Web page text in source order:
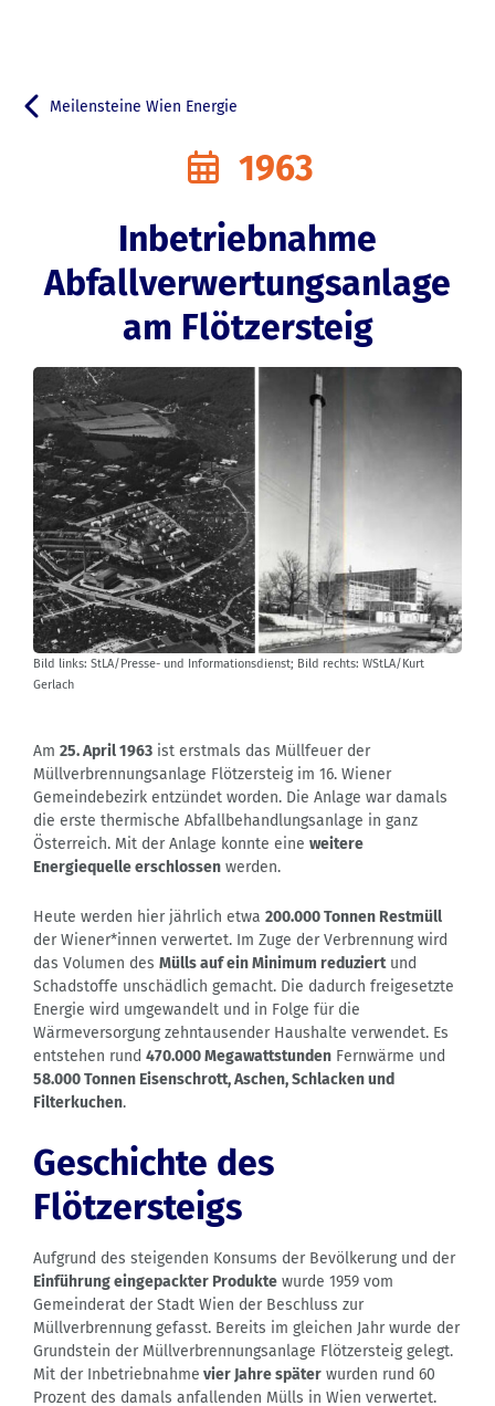
Zurück zu
Meilensteine Wien Energie
1963
Inbetriebnahme
Abfallverwertungsanlage
am Flötzersteig
Bild links: StLA/Presse- und Informationsdienst; Bild rechts: WStLA/Kurt
Gerlach
Am 25. April 1963 ist erstmals das Müllfeuer der
Müllverbrennungsanlage Flötzersteig im 16. Wiener
Gemeindebezirk entzündet worden. Die Anlage war damals
die erste thermische Abfallbehandlungsanlage in ganz
Österreich. Mit der Anlage konnte eine weitere
Energiequelle erschlossen werden.
Heute werden hier jährlich etwa 200.000 Tonnen Restmüll
der Wiener*innen verwertet. Im Zuge der Verbrennung wird
das Volumen des Mülls auf ein Minimum reduziertund
Schadstoffe unschädlich gemacht. Die dadurch freigesetzte
Energie wird umgewandelt und in Folge für die
Wärmeversorgung zehntausender Haushalte verwendet. Es
entstehen rund 470.000 Megawattstunden Fernwärme und
58.000 Tonnen Eisenschrott, Aschen, Schlacken und
Filterkuchen.
Geschichte des
Flötzersteigs
Aufgrund des steigenden Konsums der Bevölkerung und der
Einführung eingepackter Produkte wurde 1959 vom
Gemeinderat der Stadt Wien der Beschluss zur
Müllverbrennung gefasst. Bereits im gleichen Jahr wurde der
Grundstein der Müllverbrennungsanlage Flötzersteig gelegt.
Mit der Inbetriebnahme vier Jahre später wurden rund 60
Prozent des damals anfallenden Mülls in Wien verwertet.